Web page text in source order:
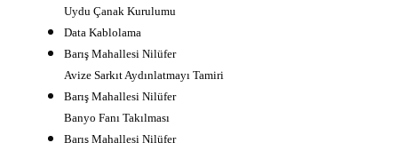
Uydu Çanak Kurulumu
Data Kablolama
Barış Mahallesi Nilüfer
Avize Sarkıt Aydınlatmayı Tamiri
Barış Mahallesi Nilüfer
Banyo Fanı Takılması
Barış Mahallesi Nilüfer